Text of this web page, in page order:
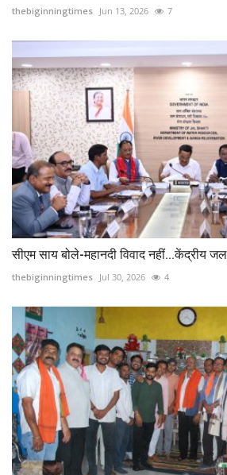
thebiginningtimes Jun 13, 2026 7
सीएम साय बोले-महानदी विवाद नहीं...केंद्रीय
thebiginningtimes Jul 30, 2026 4